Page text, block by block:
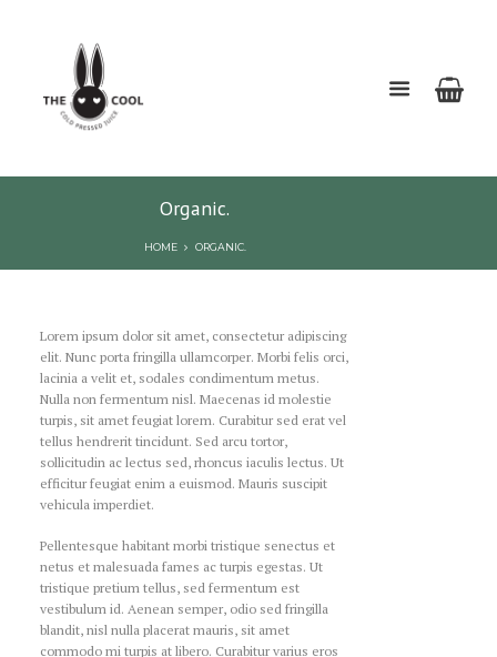
Organic.
HOME ORGANIC.
Lorem ipsum dolor sit amet, consectetur adipiscing
elit. Nunc porta fringilla ullamcorper. Morbi felis orci,
lacinia a velit et, sodales condimentum metus.
Nulla non fermentum nisl. Maecenas id molestie
turpis, sit amet feugiat lorem. Curabitur sed erat vel
tellus hendrerit tincidunt. Sed arcu tortor,
sollicitudin ac lectus sed, rhoncus iaculis lectus. Ut
efficitur feugiat enim a euismod. Mauris suscipit
vehicula imperdiet.
Pellentesque habitant morbi tristique senectus et
netus et malesuada fames ac turpis egestas. Ut
tristique pretium tellus, sed fermentum est
vestibulum id. Aenean semper, odio sed fringilla
blandit, nisl nulla placerat mauris, sit amet
commodo mi turpis at libero. Curabitur varius eros